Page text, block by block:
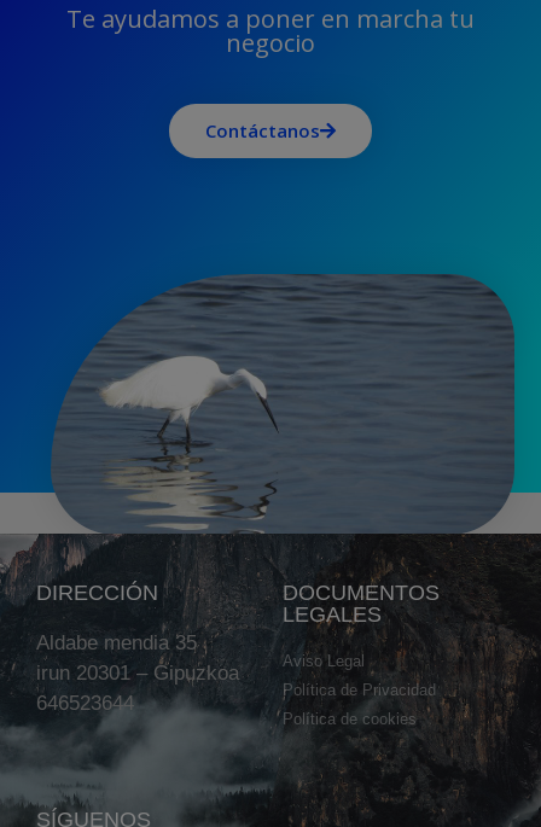
Te ayudamos a poner en marcha tu
negocio
Contáctanos
DIRECCIÓN
Aldabe mendia 35
irun 20301 – Gipuzkoa
646523644
DOCUMENTOS
LEGALES
Aviso Legal
Política de Privacidad
Política de cookies
SÍGUENOS